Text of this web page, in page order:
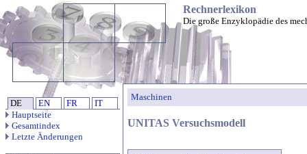
Rechnerlexikon
Die große Enzyklopädie des
DE EN FR
IT
Hauptseite
Gesamtindex
Letzte Änderungen
Maschinen
UNITAS Versuchsmodell